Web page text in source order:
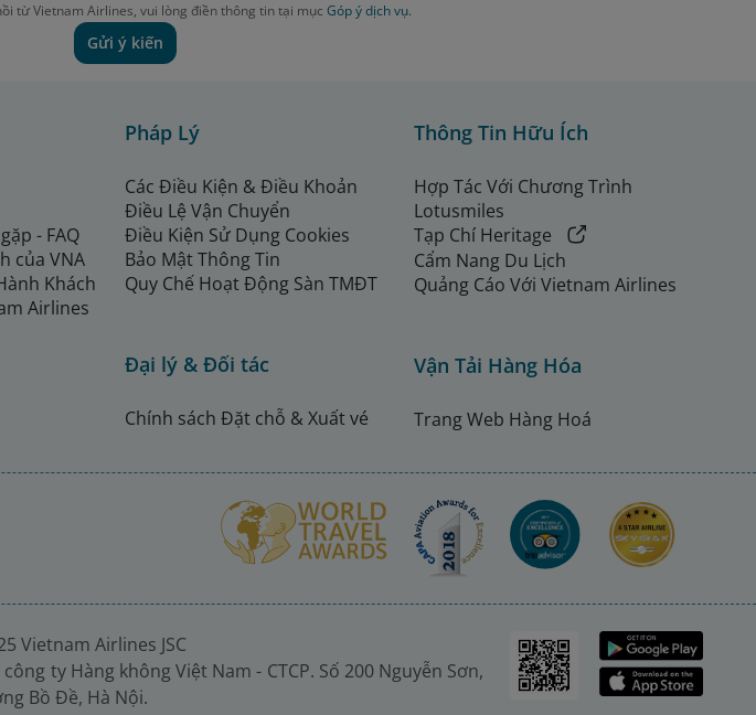
từ Vietnam Airlines, vui lòng điền thông tin tại mục Góp ý dịch vụ.
Gửi ý kiến
- FAQ
của VNA
Khách
Airlines
Pháp Lý
Các Điều Kiện & Điều Khoản
Điều Lệ Vận Chuyển
Điều Kiện Sử Dụng Cookies
Bảo Mật Thông Tin
Quy Chế Hoạt Động Sàn TMĐT
Đại lý & Đối tác
Chính sách Đặt chỗ & Xuất vé
Thông Tin Hữu Ích
Hợp Tác Với Chương Trình
Lotusmiles
Tạp Chí Heritage
Cẩm Nang Du Lịch
Quảng Cáo Với Vietnam Airlines
Vận Tải Hàng Hóa
Trang Web Hàng Hoá
Vietnam Airlines JSC
ty Hàng không Việt Nam - CTCP. Số 200 Nguyễn Sơn,
Bồ Đề, Hà Nội.